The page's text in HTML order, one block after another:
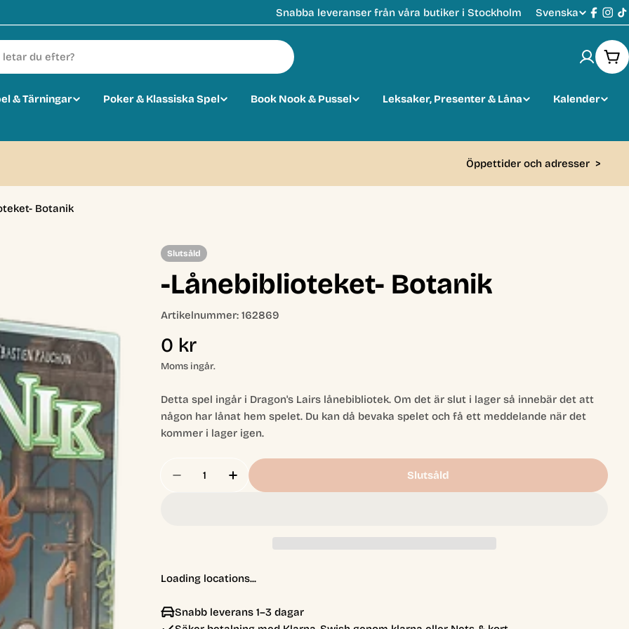
Snabba leveranser från våra butiker i Stockholm
S
k
Svenska
& Tärningar Poker & Klassiska Spel Book Nook & Pussel Leksaker, Presenter & Låna
Kalender
Öppettider och adresser >
Botanik
Slutsåld
-Lånebiblioteket- Botanik
Artikelnummer: 162869
Ordinarie
pris
0 kr
Moms ingår.
Detta spel ingår i Dragon's Lairs lånebibliotek. Om det är slut i lager så innebär det att
någon har lånat hem spelet. Du kan då bevaka spelet och få ett meddelande när det
kommer i lager igen.
Minska Antal För -Lånebiblioteket- Botanik
Öka Antal För -Lånebiblioteket- Botanik
Slutsåld
Loading locations...
Snabb leverans 1–3 dagar